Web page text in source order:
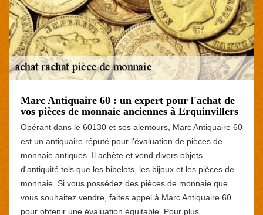
Marc Antiquaire 60 : un expert pour l'achat de
vos pièces de monnaie anciennes à Erquinvillers
Opérant dans le 60130 et ses alentours, Marc Antiquaire 60
est un antiquaire réputé pour l'évaluation de pièces de
monnaie antiques. Il achète et vend divers objets
d'antiquité tels que les bibelots, les bijoux et les pièces de
monnaie. Si vous possédez des pièces de monnaie que
vous souhaitez vendre, faites appel à Marc Antiquaire 60
pour obtenir une évaluation équitable. Pour plus